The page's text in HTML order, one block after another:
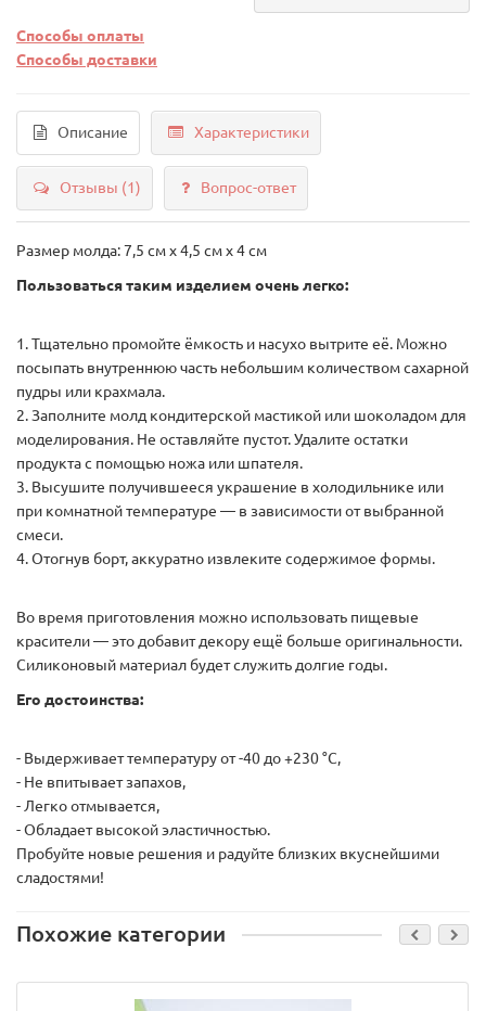
Способы оплаты
Способы доставки
Описание Характеристики
Отзывы (1) Вопрос-ответ
Размер молда: 7,5 см х 4,5 см х 4 см
Пользоваться таким изделием очень легко:
1. Тщательно промойте ёмкость и насухо вытрите её. Можно
посыпать внутреннюю часть небольшим количеством сахарной
пудры или крахмала.
2. Заполните молд кондитерской мастикой или шоколадом для
моделирования. Не оставляйте пустот. Удалите остатки
продукта с помощью ножа или шпателя.
3. Высушите получившееся украшение в холодильнике или
при комнатной температуре — в зависимости от выбранной
смеси.
4. Отогнув борт, аккуратно извлеките содержимое формы.
Во время приготовления можно использовать пищевые
красители — это добавит декору ещё больше оригинальности.
Силиконовый материал будет служить долгие годы.
Его достоинства:
- Выдерживает температуру от -40 до +230 °C,
- Не впитывает запахов,
- Легко отмывается,
- Обладает высокой эластичностью.
Пробуйте новые решения и радуйте близких вкуснейшими
сладостями!
Похожие категории